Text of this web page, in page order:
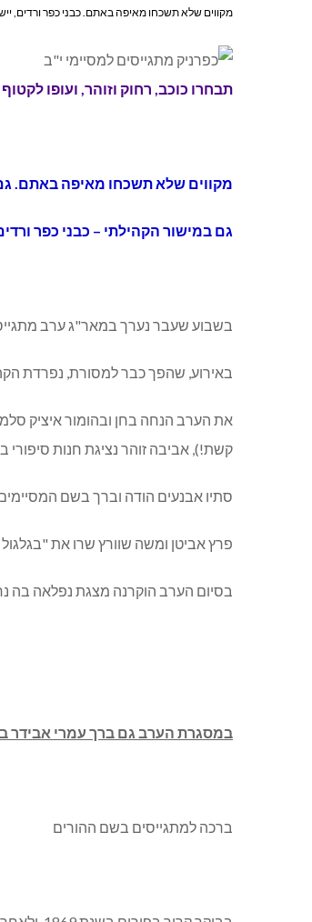
מקווים שלא תשכחו מאיפה באתם. כבני כפר ורדים,
תבחרו כוכב, רחוק וזוהר, ועופו
מקווים שלא תשכחו מאיפה באתם.
גם במישור הקהילתי – כבני כפר
בשבוע שעבר נערך במאר"ג ערב מתגייסים מכובד ומרגש בנוכחות כ-250 איש -מסיימי י"ב מכפר
באירוע, שהפך כבר למסורת, נפרדת
את הערב הנחה בחן ובהומור איציק
קשת!), אביבה זוהר נציגת חנות
סתיו אבנעים הודה וברך בשם
פרץ אביטן ומשה שוורץ שרו את
בסיום הערב הוקרנה מצגת נפלאה בה
במסגרת הערב גם ברך עמרי אבידר
ברכה למתגייסים בשם ההורים